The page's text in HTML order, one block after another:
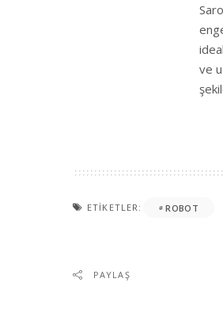
ve
ETIKETLER: ROBOT
PAYLAŞ